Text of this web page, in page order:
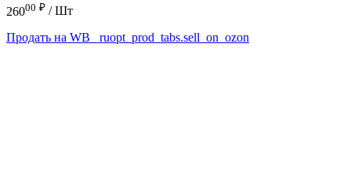
26000 ₽ / Шт
Продать на WB
_ruopt_prod_tabs.sell_on_ozon